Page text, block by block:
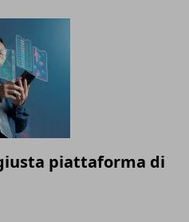
piattaforma di